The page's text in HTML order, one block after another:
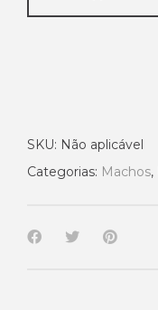
SKU: Não aplicável
Categorias: Machos,